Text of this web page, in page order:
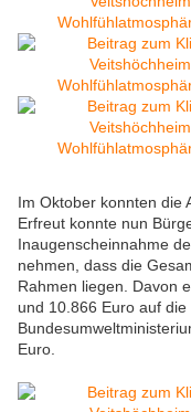
Im Oktober konnten die
Erfreut konnte nun
Inaugenscheinnahme
nehmen, dass die
Rahmen liegen. Davon
und 10.866 Euro auf die
Euro.